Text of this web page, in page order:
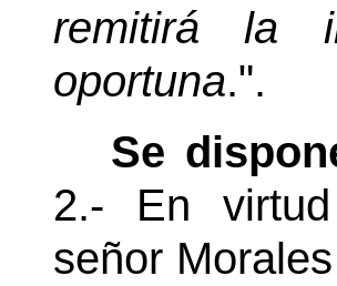
remitirá la
oportuna.".
Se
2.- En
señor